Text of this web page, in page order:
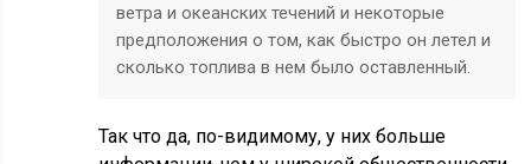
ветра и океанских течений и некоторые
предположения о том, как быстро он летел и
сколько топлива в нем было оставленный.
Так что да, по-видимому, у них больше